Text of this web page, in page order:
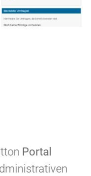
Portal